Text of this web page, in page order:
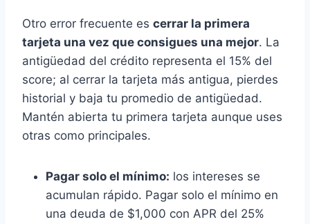
Otro error frecuente es cerrar la primera
tarjeta una vez que consigues una mejor. La
antigüedad del crédito representa el 15% del
score; al cerrar la tarjeta más antigua, pierdes
historial y baja tu promedio de antigüedad.
Mantén abierta tu primera tarjeta aunque uses
otras como principales.
Pagar solo el mínimo: los intereses se
acumulan rápido. Pagar solo el mínimo en
una deuda de $1,000 con APR del 25%